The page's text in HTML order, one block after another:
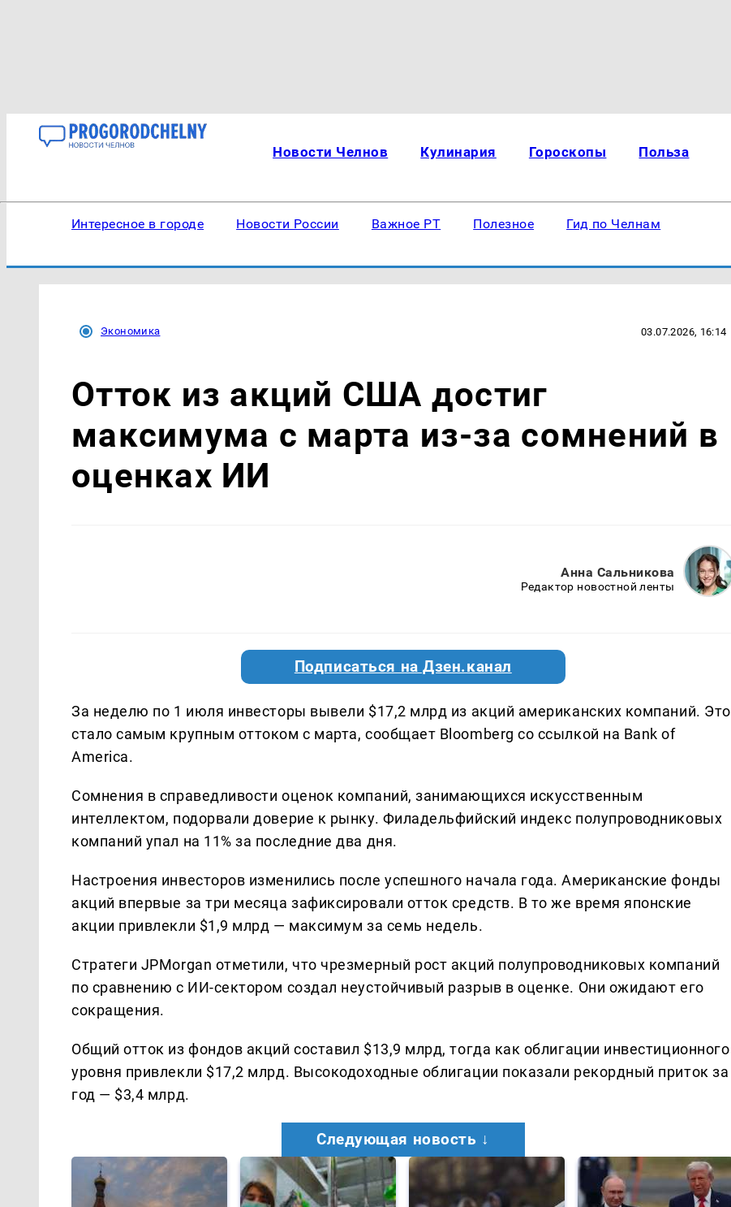
Новости Челнов Кулинария Гороскопы Польза
Интересное в городе Новости России Важное РТ Полезное Гид по Челнам
Экономика 03.07.2026, 16:14
Отток из акций США достиг
максимума с марта из-за сомнений в
оценках ИИ
Анна Сальникова
Редактор новостной ленты
Подписаться на Дзен.канал
За неделю по 1 июля инвесторы вывели $17,2 млрд из акций американских компаний. Это
стало самым крупным оттоком с марта, сообщает Bloomberg со ссылкой на Bank of
America.
Сомнения в справедливости оценок компаний, занимающихся искусственным
интеллектом, подорвали доверие к рынку. Филадельфийский индекс полупроводниковых
компаний упал на 11% за последние два дня.
Настроения инвесторов изменились после успешного начала года. Американские фонды
акций впервые за три месяца зафиксировали отток средств. В то же время японские
акции привлекли $1,9 млрд — максимум за семь недель.
Стратеги JPMorgan отметили, что чрезмерный рост акций полупроводниковых компаний
по сравнению с ИИ-сектором создал неустойчивый разрыв в оценке. Они ожидают его
сокращения.
Общий отток из фондов акций составил $13,9 млрд, тогда как облигации инвестиционного
уровня привлекли $17,2 млрд. Высокодоходные облигации показали рекордный приток за
год — $3,4 млрд.
Следующая новость ↓